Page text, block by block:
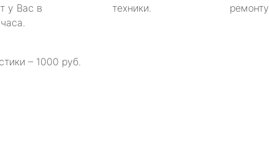
у Вас в
техники.
– 1000 руб.